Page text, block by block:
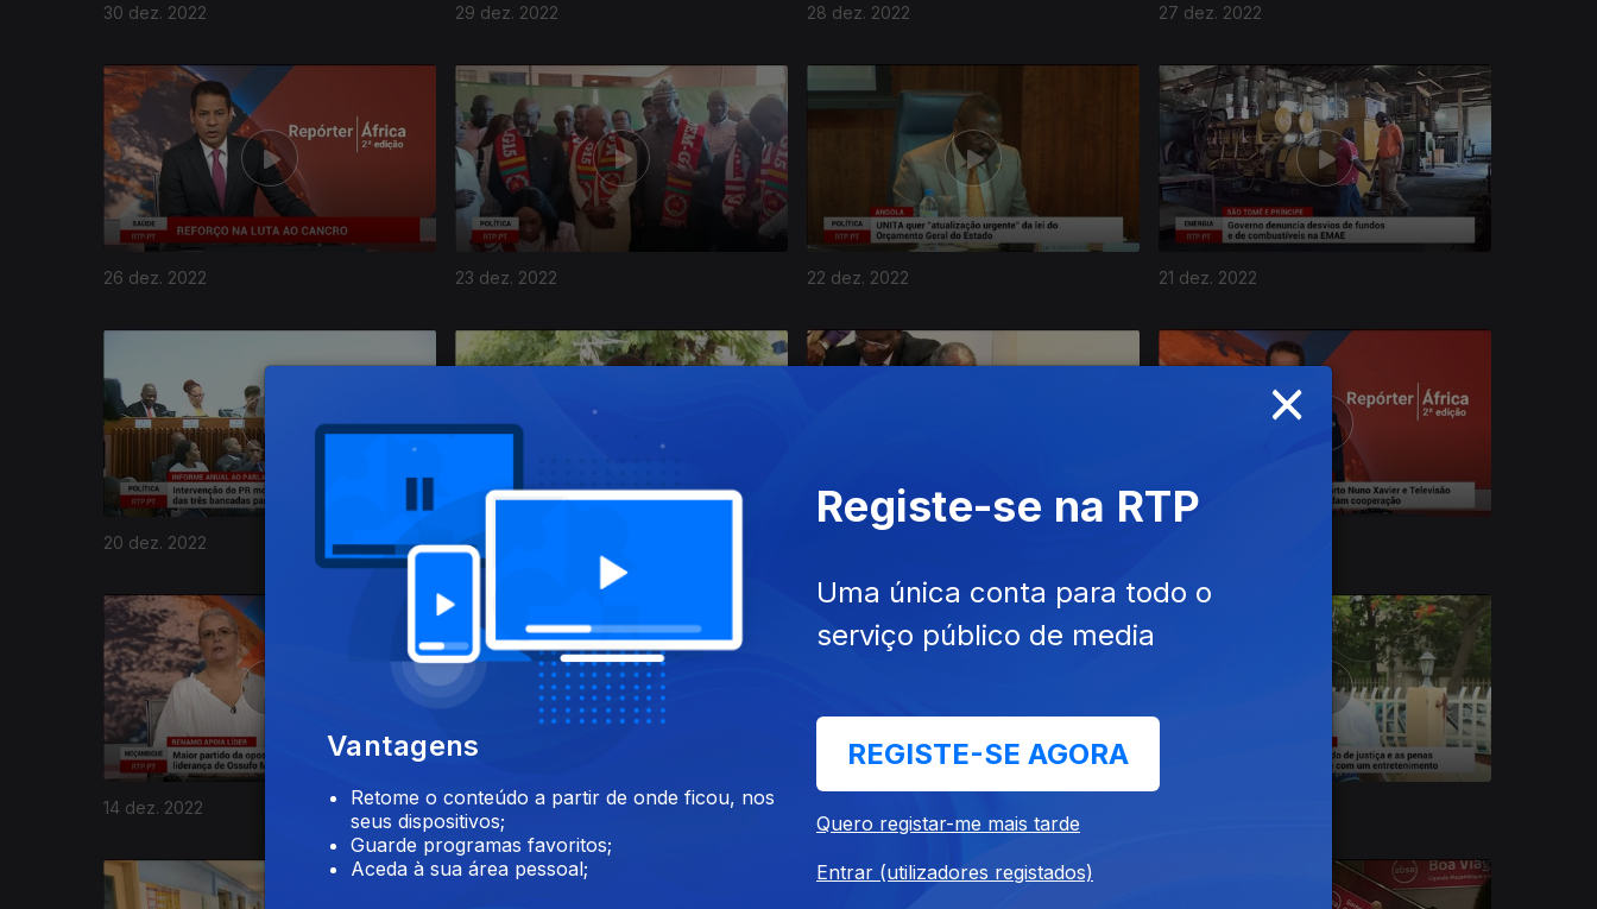
30 dez. 2022 29 dez. 2022 28 dez. 2022 27 dez. 2022
26 dez. 2022 23 dez. 2022 22 dez. 2022 21 dez. 2022
20 dez. 2022 19 dez. 2022
14 dez. 2022 13 dez. 2022
×
Vantagens
Retome o conteúdo a partir de onde ficou, nos
seus dispositivos;
Guarde programas favoritos;
Aceda à sua área pessoal;
Registe-se na RTP
Uma única conta para todo o
serviço público de media
REGISTE-SE AGORA
Quero registar-me mais tarde
Entrar (utilizadores registados)